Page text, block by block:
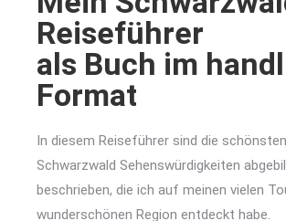
Reiseführer
als Buch im
Format
In diesem Reiseführer sind die
Schwarzwald Sehenswürdigkeiten
beschrieben, die ich auf meinen vielen
wunderschönen Region entdeckt habe.